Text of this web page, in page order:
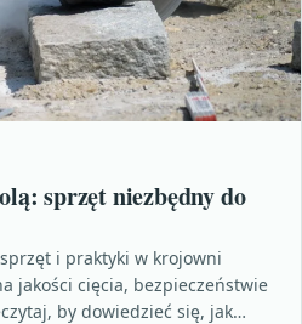
sprzęt niezbędny do
i praktyki w krojowni
jakości cięcia, bezpieczeństwie
by dowiedzieć się, jak